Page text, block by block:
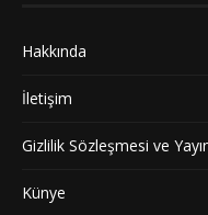
Hakkında
İletişim
Gizlilik Sözleşmesi ve
Künye